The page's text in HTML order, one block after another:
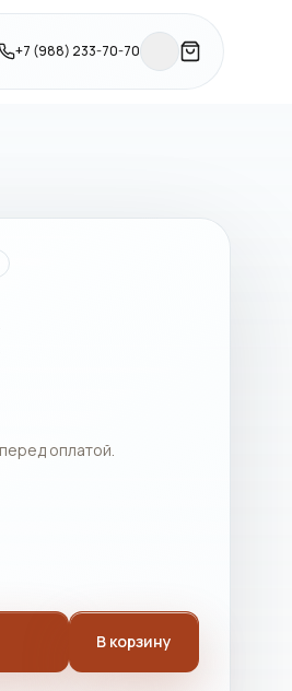
+7 (988) 233-70-70
оплатой.
В корзину